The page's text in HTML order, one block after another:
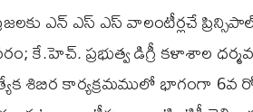
ఎన్ ఎస్ ఎస్ వాలంటీర్లచే
కే.హెచ్. ప్రభుత్వ డిగ్రీ కళాశాల
శిబిర కార్యక్రమములో భాగంగా 6వ